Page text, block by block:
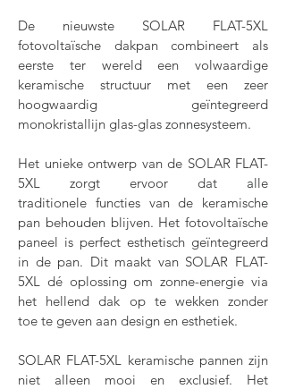
De nieuwste SOLAR FLAT-5XL
fotovoltaïsche dakpan combineert als
eerste ter wereld een volwaardige
keramische structuur met een zeer
hoogwaardig geïntegreerd
monokristallijn glas-glas zonnesysteem.
Het unieke ontwerp van de SOLAR FLAT-
5XL zorgt ervoor dat alle
traditionele functies van de keramische
pan behouden blijven. Het fotovoltaïsche
paneel is perfect esthetisch geïntegreerd
in de pan. Dit maakt van SOLAR FLAT-
5XL dé oplossing om zonne-energie via
het hellend dak op te wekken zonder
toe te geven aan design en esthetiek.
SOLAR FLAT-5XL keramische pannen zijn
niet alleen mooi en exclusief. Het